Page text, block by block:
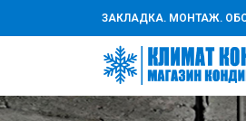
ЗАКЛАДКА. МОНТАЖ.